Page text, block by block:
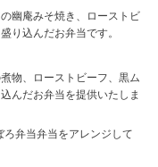
幽庵みそ焼き、ローストビ
り込んだお弁当です。
物、ローストビーフ、黒ム
んだお弁当を提供いたしま
弁当弁当をアレンジして